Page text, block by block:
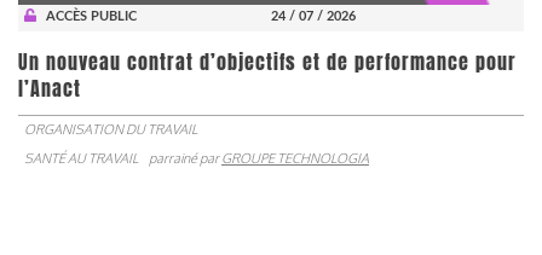
ACCÈS PUBLIC
24 / 07 / 2026
Un nouveau contrat d’objectifs et de performance pour
l’Anact
ORGANISATION DU TRAVAIL
SANTÉ AU TRAVAIL
parrainé parGROUPE TECHNOLOGIA